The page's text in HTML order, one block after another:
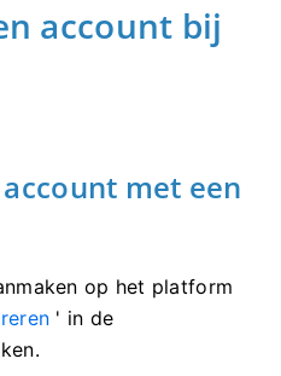
account bij
met een
op het platform
' in de